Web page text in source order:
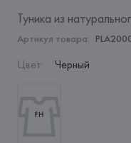
Туника из
Артикул товара:
Цвет: Черный